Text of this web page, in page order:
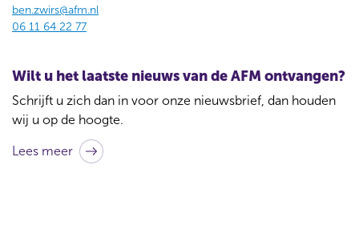
ben.zwirs@afm.nl
06 11 64 22 77
Wilt u het laatste nieuws van de AFM ontvangen?
Schrijft u zich dan in voor onze nieuwsbrief, dan houden
wij u op de hoogte.
Lees meer